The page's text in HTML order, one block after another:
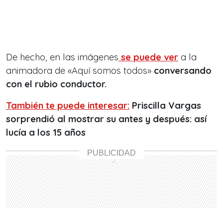
De hecho, en las imágenes se puede ver a la
animadora de «Aquí somos todos» conversando
con el rubio conductor.
También te puede interesar: Priscilla Vargas
sorprendió al mostrar su antes y después: así
lucía a los 15 años